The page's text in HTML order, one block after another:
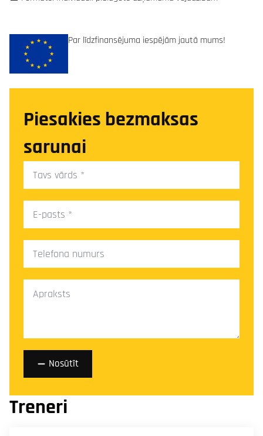
Par līdzfinansējuma iespējām jautā mums!
Piesakies bezmaksas
sarunai
Tavs
vārds
*
E-
pasts
*
Telefona
numurs
Ziņa
Nosūtīt
Treneri